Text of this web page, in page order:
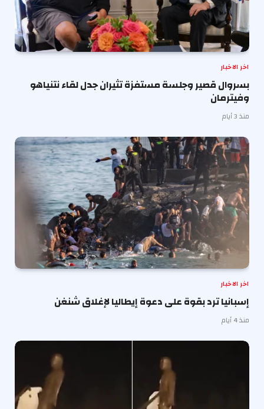
اخر الاخبار
بسروال قصير وجلسة مستفزة تثيران جدل لقاء نتنياهو
وفيترمان
منذ 3 أيام
اخر الاخبار
إسبانيا ترد بقوة على دعوة إيطاليا لإغلاق شنغن
منذ 4 أيام